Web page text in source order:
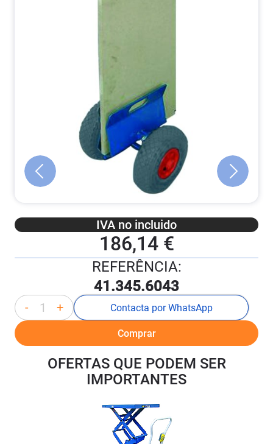
IVA no incluido
186,14 €
REFERÊNCIA:
41.345.6043
- + Contacta por WhatsApp
Comprar
OFERTAS QUE PODEM SER
IMPORTANTES